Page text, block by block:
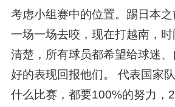
考虑小组赛中的位置。踢日本
一场一场去咬，现在打越南，
清楚，所有球员都希望给球迷
好的表现回报他们。 代表国家
什么比赛，都要100%的努力，